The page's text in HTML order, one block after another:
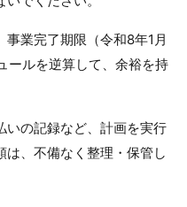
業完了期限（令和8年1月
ールを逆算して、余裕を持
いの記録など、計画を実行
は、不備なく整理・保管し